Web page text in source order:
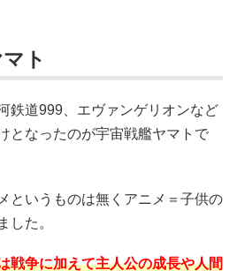
ト
鉄道999、エヴァンゲリオンなど
となったのが宇宙戦艦ヤマトで
というものは無くアニメ＝子供の
した。
戦争に加えて主人公の成長や人間